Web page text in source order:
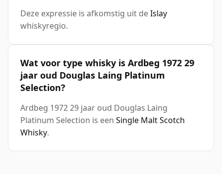
Deze expressie is afkomstig uit deIslay
whiskyregio.
Wat voor type whisky is Ardbeg 1972 29
jaar oud Douglas Laing Platinum
Selection?
Ardbeg 1972 29 jaar oud Douglas Laing
Platinum Selection is een Single Malt Scotch
Whisky.